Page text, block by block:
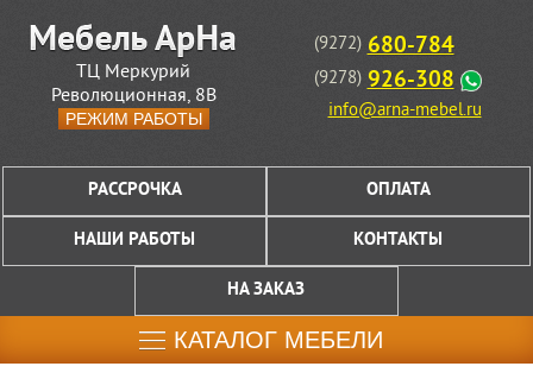
ТЦ Меркурий
Революционная, 8В
РЕЖИМ РАБОТЫ
(9272) 680-784
(9278) 926-308
info@arna-mebel.ru
РАССРОЧКА ОПЛАТА
НАШИ РАБОТЫ КОНТАКТЫ
НА ЗАКАЗ
КАТАЛОГ МЕБЕЛИ